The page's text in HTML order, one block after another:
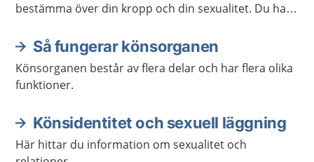
bestämma över din kropp och din sexualitet. Du har
hittar du mer information och stöd för att ta hand
om din sexuella hälsa.
Så fungerar könsorganen
Könsorganen består av flera delar och har flera olika
funktioner.
Könsidentitet och sexuell läggning
Här hittar du information om sexualitet och